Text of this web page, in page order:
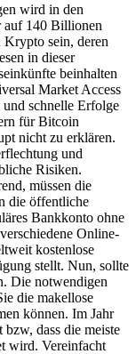
wird in den
auf 140 Billionen
sein, deren
in dieser
beinhalten
Market Access
schnelle Erfolge
für Bitcoin
nicht zu erklären.
und
Risiken.
müssen die
die öffentliche
Bankkonto ohne
Online-
kostenlose
stellt. Nun, sollte
Die notwendigen
die makellose
können. Im Jahr
dass die meiste
wird. Vereinfacht